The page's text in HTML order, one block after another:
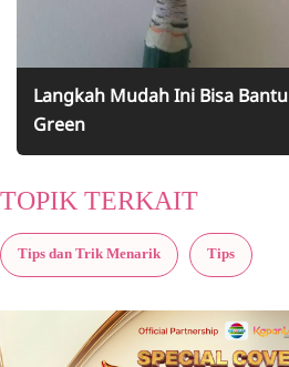
Langkah Mudah Ini Bisa
Green
TOPIK TERKAIT
Tips dan Trik Menarik Tips